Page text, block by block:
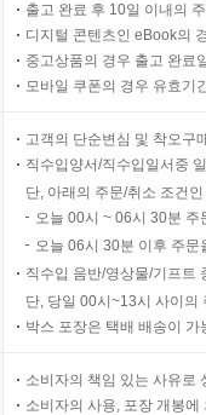
출고 완료 후 10일 이내의
디지털 콘텐츠인 eBook의
중고상품의 경우 출고 완료
모바일 쿠폰의 경우 유효기
고객의 단순변심 및 착오구
직수입양서/직수입일서중
단, 아래의 주문/취소 조건
오늘 00시 ~ 06시 30분
오늘 06시 30분 이후 주
직수입 음반/영상물/기프트
단, 당일 00시~13시 사이의
박스 포장은 택배 배송이
소비자의 책임 있는 사유로
소비자의 사용, 포장 개봉